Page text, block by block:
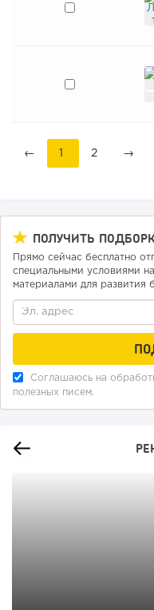
← 1 2 →
ПОЛУЧИТЬ
Прямо сейчас бесплатно
специальными условиями
материалами для развития
Соглашаюсь на
полезных писем.